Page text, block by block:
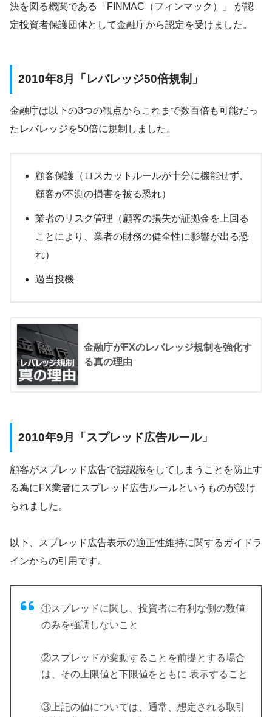
決を図る機関である「FINMAC（フィンマック）」 が認
定投資者保護団体として金融庁から認定を受けました。
2010年8月「レバレッジ50倍規制」
金融庁は以下の3つの観点からこれまで数百倍も可能だっ
たレバレッジを50倍に規制しました。
顧客保護（ロスカットルールが十分に機能せず、
顧客が不測の損害を被る恐れ）
業者のリスク管理（顧客の損失が証拠金を上回る
ことにより、業者の財務の健全性に影響が出る恐
れ）
過当投機
金融庁がFXのレバレッジ規制を強化す
る真の理由
2010年9月「スプレッド広告ルール」
顧客がスプレッド広告で誤認識をしてしまうことを防止す
る為にFX業者にスプレッド広告ルールというものが設け
られました。
以下、スプレッド広告表示の適正性維持に関するガイドラ
インからの引用です。
①スプレッドに関し、投資者に有利な側の数値
のみを強調しないこと
②スプレッドが変動することを前提とする場合
は、その上限値と下限値をともに 表示すること
③上記の値については、通常、想定される取引